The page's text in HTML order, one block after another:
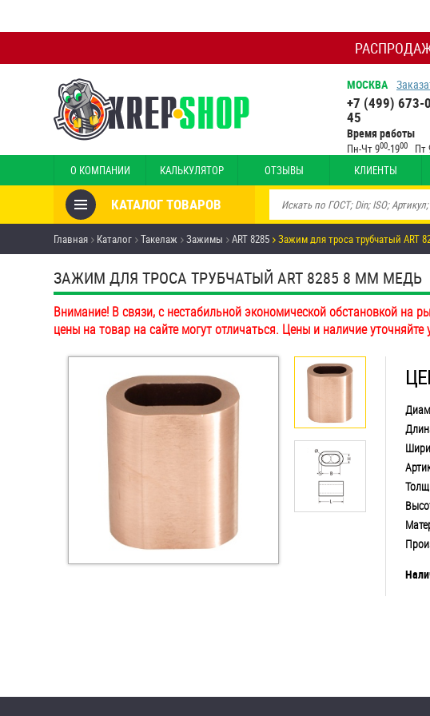
МОСКВА
+7 (499) 673-
45
Время работы
Пн-Чт 900-1900 Пт
О КОМПАНИИ КАЛЬКУЛЯТОР ОТЗЫВЫ КЛИЕНТЫ
КАТАЛОГ ТОВАРОВ
Товары со скидкой
Анкеры
Антивандальный крепёж,
инструмент
Болты и винты
Дюбели
Заклепки (Гайки-Заклепки)
Оснастка и аксессуары для
Главная Каталог Такелаж Зажимы ART 8285 Зажим для троса трубчатый ART
ЗАЖИМ ДЛЯ ТРОСА ТРУБЧАТЫЙ ART 8285 8 ММ МЕДЬ
Внимание! В связи, с нестабильной экономической обстановкой на
цены на товар на сайте могут отличаться. Цены и наличие